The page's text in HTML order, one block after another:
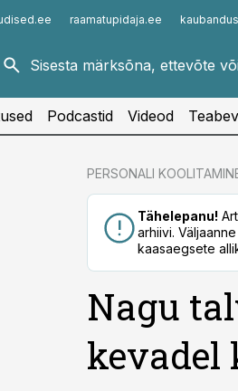
raamatupidaja.ee
imelineajalugu.ee
Podcastid Videod
PERSONALI
Tähelepanu!
arhiivi.
kaasaegsete
Nagu
kevadel